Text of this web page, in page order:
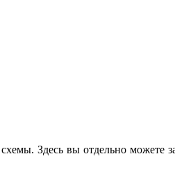
Здесь вы отдельно можете